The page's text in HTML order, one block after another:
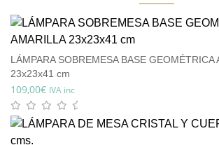
LÁMPARA SOBREMESA BASE GEOMÉTRICA
23x23x41 cm
109,00€ IVA inc